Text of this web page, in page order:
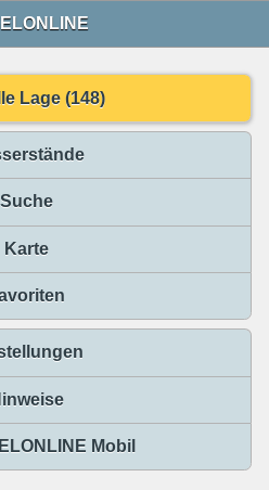
Lage (148)
Suche
Karte
Mobil